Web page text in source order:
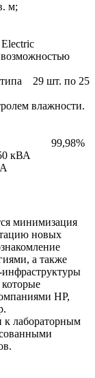
м;
типа 29 шт. по 25
влажности.
99,98%
кВА
минимизация
новых
а также
НР,
к лабораторным